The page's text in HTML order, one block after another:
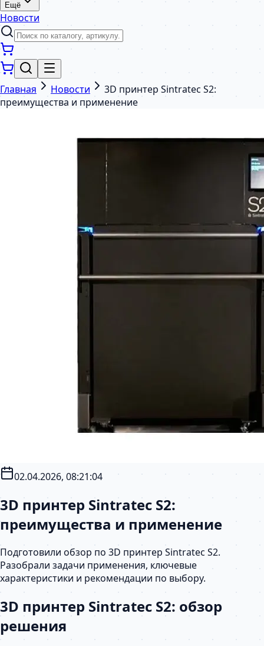
Ещё
Новости
Главная Новости
3D принтер Sintratec S2:
преимущества и применение
02.04.2026, 08:21:04
3D принтер Sintratec S2:
преимущества и применение
Подготовили обзор по 3D принтер Sintratec S2.
Разобрали задачи применения, ключевые
характеристики и рекомендации по выбору.
3D принтер Sintratec S2: обзор
решения